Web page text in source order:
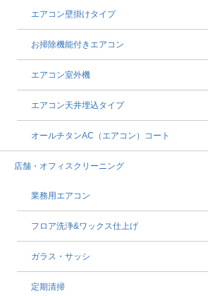
エアコン壁掛けタイプ
お掃除機能付きエアコン
エアコン室外機
エアコン天井埋込タイプ
オールチタンAC（エアコン）コート
店舗・オフィスクリーニング
業務用エアコン
フロア洗浄&ワックス仕上げ
ガラス・サッシ
定期清掃